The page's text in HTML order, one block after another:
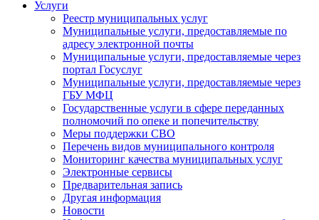
Услуги
Реестр муниципальных услуг
Муниципальные услуги, предоставляемые по
адресу электронной почты
Муниципальные услуги, предоставляемые через
портал Госуслуг
Муниципальные услуги, предоставляемые через
ГБУ МФЦ
Государственные услуги в сфере переданных
полномочий по опеке и попечительству
Меры поддержки СВО
Перечень видов муниципального контроля
Мониторинг качества муниципальных услуг
Электронные сервисы
Предварительная запись
Другая информация
Новости